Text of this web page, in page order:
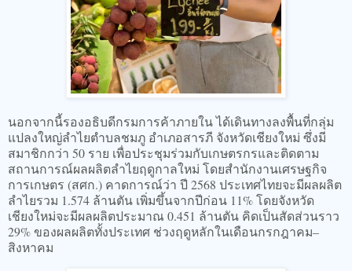
นอกจากนี้รองอธิบดีกรมการค้าภายใน ได้เดินทางลงพื้นที่กลุ่ม
แปลงใหญ่ลำไยตำบลชมภู อำเภอสารภี จังหวัดเชียงใหม่ ซึ่งมี
สมาชิกกว่า 50 ราย เพื่อประชุมร่วมกับเกษตรกรและติดตาม
สถานการณ์ผลผลิตลำไยฤดูกาลใหม่ โดยสำนักงานเศรษฐกิจ
การเกษตร (สศก.) คาดการณ์ว่า ปี 2568 ประเทศไทยจะมีผลผลิต
ลำไยรวม 1.574 ล้านตัน เพิ่มขึ้นจากปีก่อน 11% โดยจังหวัด
เชียงใหม่จะมีผลผลิตประมาณ 0.451 ล้านตัน คิดเป็นสัดส่วนราว
29% ของผลผลิตทั้งประเทศ ช่วงฤดูหลักในเดือนกรกฎาคม–
สิงหาคม